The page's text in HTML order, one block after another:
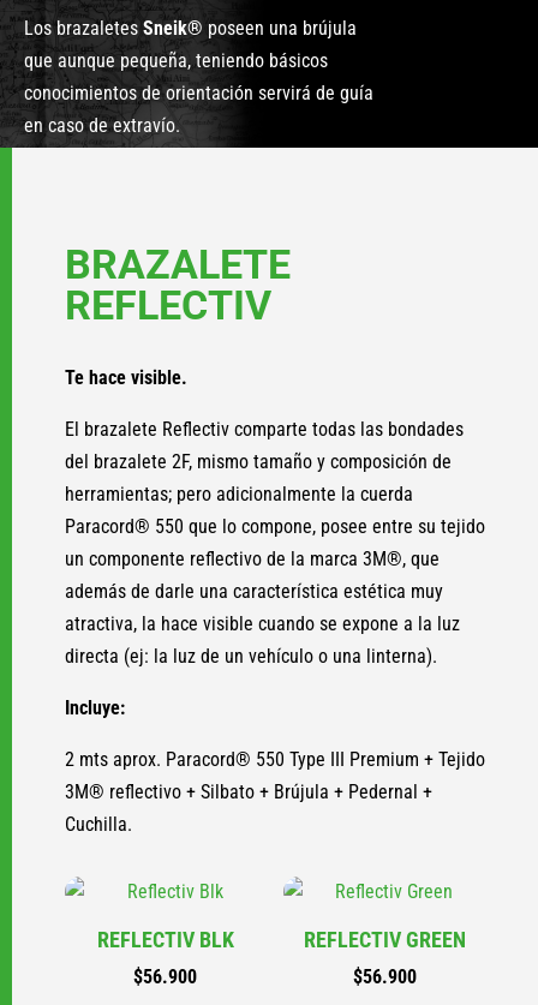
Los brazaletes Sneik® poseen una brújula
que aunque pequeña, teniendo básicos
conocimientos de orientación servirá de guía
en caso de extravío.
BRAZALETE
REFLECTIV
Te hace visible.
El brazalete Reflectiv comparte todas las bondades
del brazalete 2F, mismo tamaño y composición de
herramientas; pero adicionalmente la cuerda
Paracord® 550 que lo compone, posee entre su tejido
un componente reflectivo de la marca 3M®, que
además de darle una característica estética muy
atractiva, la hace visible cuando se expone a la luz
directa (ej: la luz de un vehículo o una linterna).
Incluye:
2 mts aprox. Paracord® 550 Type III Premium + Tejido
3M® reflectivo + Silbato + Brújula + Pedernal +
Cuchilla.
REFLECTIV BLK
$56.900
REFLECTIV GREEN
$56.900